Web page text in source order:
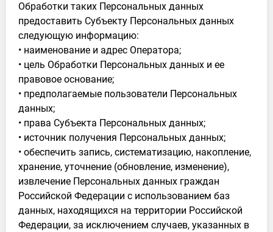
Обработки таких Персональных данных
предоставить Субъекту Персональных данных
следующую информацию:
• наименование и адрес Оператора;
• цель Обработки Персональных данных и ее
правовое основание;
• предполагаемые пользователи Персональных
данных;
• права Субъекта Персональных данных;
• источник получения Персональных данных;
• обеспечить запись, систематизацию, накопление,
хранение, уточнение (обновление, изменение),
извлечение Персональных данных граждан
Российской Федерации с использованием баз
данных, находящихся на территории Российской
Федерации, за исключением случаев, указанных в